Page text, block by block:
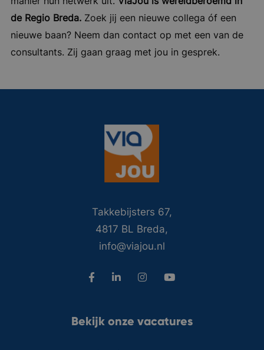
de Regio Breda. Zoek jij een nieuwe collega óf een
nieuwe baan? Neem dan contact op met een van de
consultants. Zij gaan graag met jou in gesprek.
Takkebijsters 67,
4817 BL Breda,
info@viajou.nl
Bekijk onze vacatures